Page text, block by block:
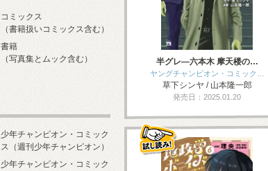
半グレ―六本木 摩天楼の…
ヤングチャンピオン・コミック…
草下シンヤ / 山本隆一郎
発売日：2025.01.20
コミックス
（書籍扱いコミックス含む）
書籍
（写真集とムック含む）
少年チャンピオン・コミック
ス（週刊少年チャンピオン）
少年チャンピオン・コミック